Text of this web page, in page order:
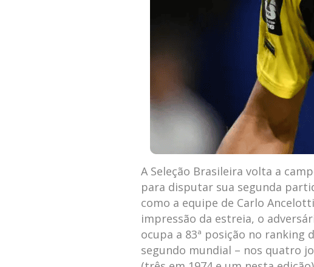
A Seleção Brasileira volta a
para disputar sua segunda
como a equipe de Carlo
impressão da estreia, o
ocupa a 83ª posição no ranking
segundo mundial – nos quatro